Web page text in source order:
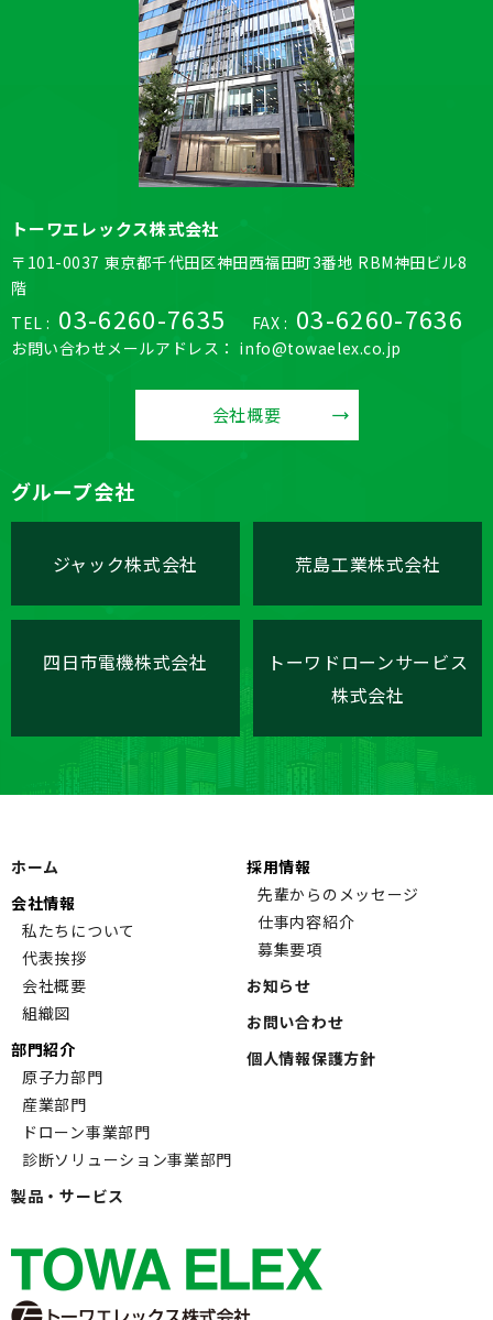
トーワエレックス株式会社
〒101-0037 東京都千代田区神田西福田町3番地 RBM神田ビル8
階
TEL : 03-6260-7635 FAX : 03-6260-7636
お問い合わせメールアドレス： info@towaelex.co.jp
会社概要
グループ会社
ジャック株式会社 荒島工業株式会社
四日市電機株式会社
トーワドローンサービス
株式会社
ホーム
会社情報
私たちについて
代表挨拶
会社概要
組織図
部門紹介
原子力部門
産業部門
ドローン事業部門
診断ソリューション事業部門
製品・サービス
採用情報
先輩からのメッセージ
仕事内容紹介
募集要項
お知らせ
お問い合わせ
個人情報保護方針